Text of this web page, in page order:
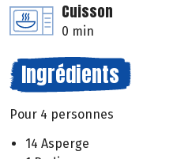
Cuisson
0 min
Ingrédients
Pour 4 personnes
14 Asperge